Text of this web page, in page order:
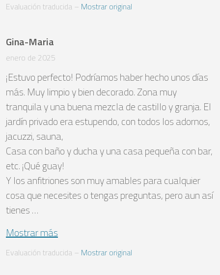
Evaluación traducida – Mostrar original
Gina-Maria
enero de 2025
¡Estuvo perfecto! Podríamos haber hecho unos días
más. Muy limpio y bien decorado. Zona muy
tranquila y una buena mezcla de castillo y granja. El
jardín privado era estupendo, con todos los adornos,
jacuzzi, sauna,
Casa con baño y ducha y una casa pequeña con bar,
etc. ¡Qué guay!
Y los anfitriones son muy amables para cualquier
cosa que necesites o tengas preguntas, pero aun así
tienes …
Mostrar más
Evaluación traducida – Mostrar original